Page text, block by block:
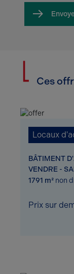
Ces
Locaux
BÂTIMENT
VENDRE -
1791 m² non
Prix sur